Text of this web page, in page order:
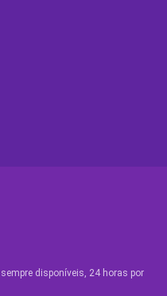
disponíveis, 24 horas por